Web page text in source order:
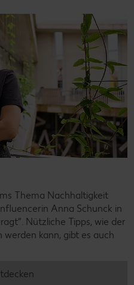
Thema Nachhaltigkeit
Anna Schunck in
Nützliche Tipps, wie der
kann, gibt es auch